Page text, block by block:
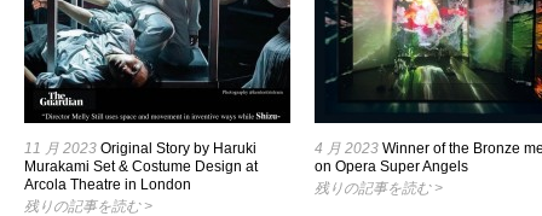
11 月 2023 Original Story by Haruki
Murakami Set & Costume Design at
Arcola Theatre in London
残りの記事を読む >
4 月 2023 Winner of the Bronze
on Opera Super Angels
残りの記事を読む >